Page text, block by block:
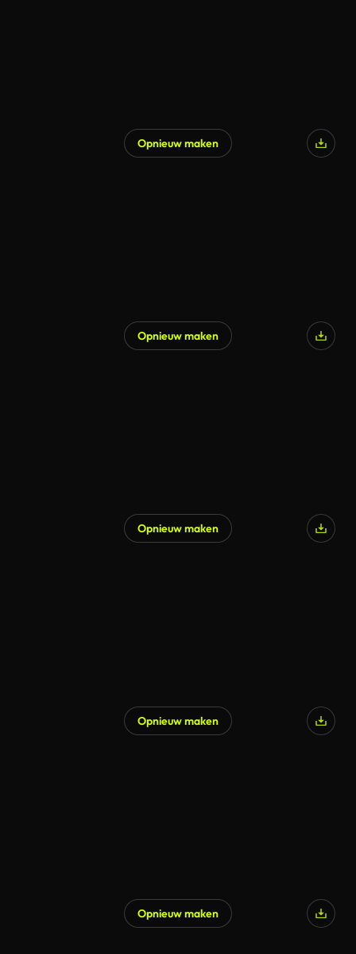
Opnieuw maken
Opnieuw maken
Opnieuw maken
Opnieuw maken
Opnieuw maken